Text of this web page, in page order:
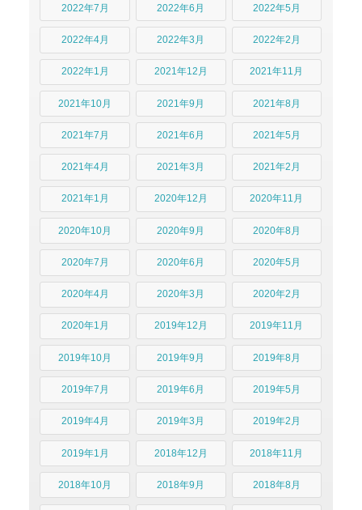
2022年7月 2022年6月 2022年5月
2022年4月 2022年3月 2022年2月
2022年1月 2021年12月 2021年11月
2021年10月 2021年9月 2021年8月
2021年7月 2021年6月 2021年5月
2021年4月 2021年3月 2021年2月
2021年1月 2020年12月 2020年11月
2020年10月 2020年9月 2020年8月
2020年7月 2020年6月 2020年5月
2020年4月 2020年3月 2020年2月
2020年1月 2019年12月 2019年11月
2019年10月 2019年9月 2019年8月
2019年7月 2019年6月 2019年5月
2019年4月 2019年3月 2019年2月
2019年1月 2018年12月 2018年11月
2018年10月 2018年9月 2018年8月